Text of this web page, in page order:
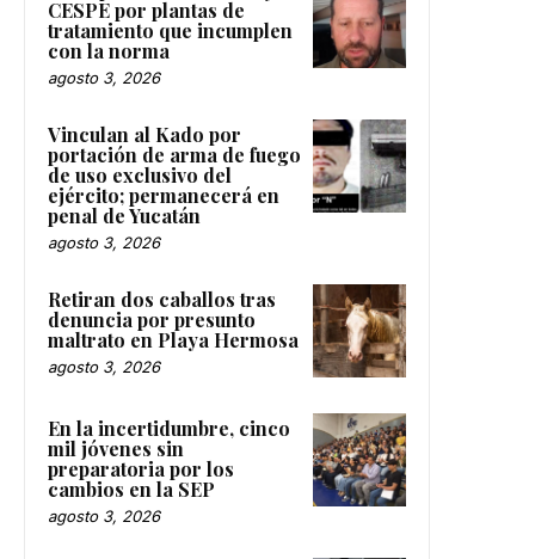
CESPE por plantas de
tratamiento que incumplen
con la norma
agosto 3, 2026
Vinculan al Kado por
portación de arma de fuego
de uso exclusivo del
ejército; permanecerá en
penal de Yucatán
agosto 3, 2026
Retiran dos caballos tras
denuncia por presunto
maltrato en Playa Hermosa
agosto 3, 2026
En la incertidumbre, cinco
mil jóvenes sin
preparatoria por los
cambios en la SEP
agosto 3, 2026